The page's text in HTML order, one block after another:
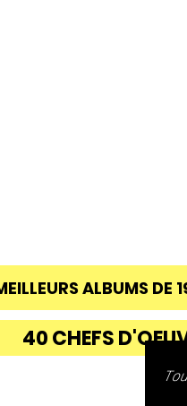
ALBUMS DE
40 CHEFS